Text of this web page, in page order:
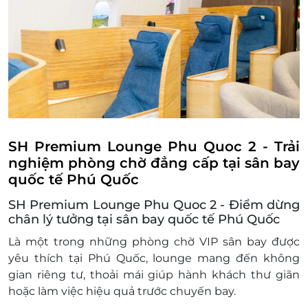
Giờ áp dụng: 06:00 - 20:00
Số lượng E-Voucher áp dụng:
01 voucher/khách/1 lượt sử dụng
Áp dụng nhiều voucher trên 1 hóa đơn
Dịch vụ bao gồm: Các dịch vụ theo tiêu chuẩn
tại phòng chờ
Dịch vụ không bao gồm: Chi phí cá nhân và các
Chính sách phụ thu trẻ em
Miễn phí tối đa cho 02 trẻ em dưới 5 tuổi đi
kèm cùng mỗi người lớn sử dụng dịch vụ
Phòng khách.
Trẻ em dưới 5 tuổi thứ ba trở đi và Trẻ em từ
5 tuổi đến 12 tuổi mức phí bằng 50% đơn giá
niêm yết/trẻ em.
Hành khách trên 12 tuổi được tính như quy
định đối với người lớn.
Các trường hợp người đi kèm, nếu không
SH Premium Lounge Phu Quoc 2 - Trải
nghiệm phòng chờ đẳng cấp tại sân bay
quốc tế Phú Quốc
SH Premium Lounge Phu Quoc 2 - Điểm dừng
chân lý tưởng tại sân bay quốc tế Phú Quốc
Là một trong những phòng chờ VIP sân bay được
yêu thích tại Phú Quốc, lounge mang đến không
gian riêng tư, thoải mái giúp hành khách thư giãn
hoặc làm việc hiệu quả trước chuyến bay.